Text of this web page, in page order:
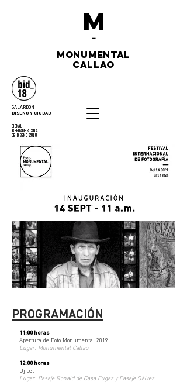
GALARDÓN
DISEÑO Y CIUDAD
bienal
iberoamericana
de diseño 2018
M
-
monumental
callao
PROGRAMACIÓN
11:00 horas
Apertura de Foto Monumental 2019
Lugar: Monumental Callao
12:00 horas
Dj set
Lugar: Pasaje Ronald de Casa Fugaz y Pasaje Gálvez